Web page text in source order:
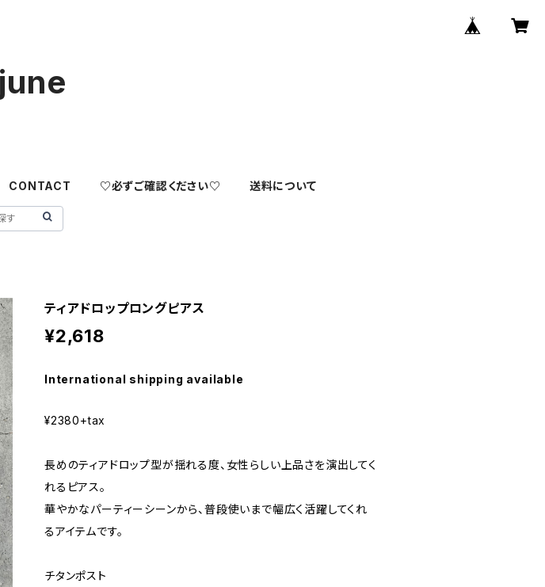
CONTACT ♡必ずご確認ください♡ 送料について
ティアドロップロングピアス
¥2,618
International shipping available
¥2380+tax
長めのティアドロップ型が揺れる度、女性らしい上品さを演出してく
れるピアス。
華やかなパーティーシーンから、普段使いまで幅広く活躍してくれ
るアイテムです。
チタンポスト